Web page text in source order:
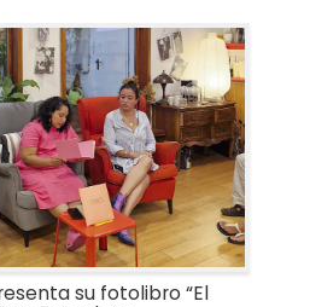
su fotolibro “El